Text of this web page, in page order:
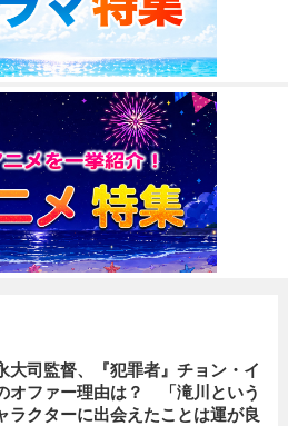
大司監督、『犯罪者』チョン・イ
オファー理由は？ 「滝川という
ラクターに出会えたことは運が良